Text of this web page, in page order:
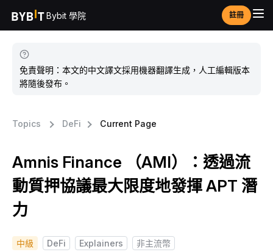
Bybit 學院 註冊
免責聲明：本文的中文譯文採用機器翻譯生成，人工編輯版本
將隨後發布。
Topics DeFi Current Page
Amnis Finance （AMI）：透過流
動質押協議最大限度地發揮 APT 潛
力
中級 DeFi Explainers
非主流幣